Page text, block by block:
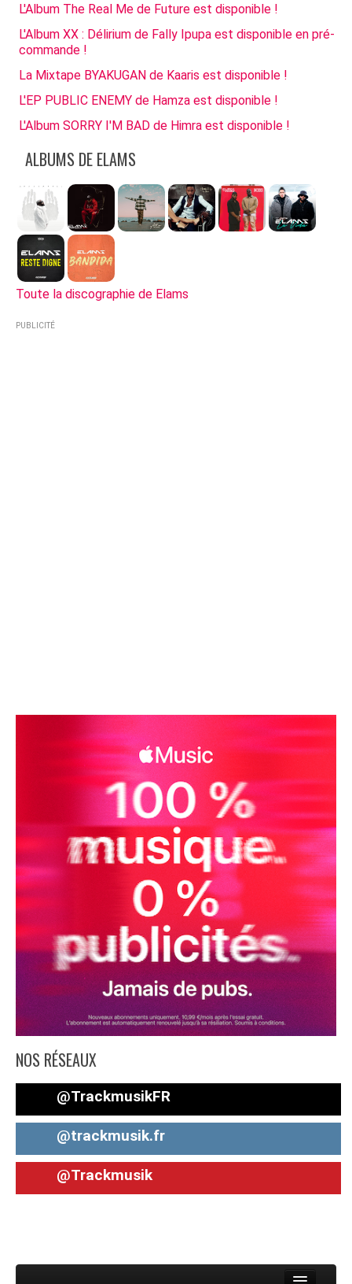
L'Album The Real Me de Future est disponible !
L'Album XX : Délirium de Fally Ipupa est disponible en pré-
commande !
La Mixtape BYAKUGAN de Kaaris est disponible !
L'EP PUBLIC ENEMY de Hamza est disponible !
L'Album SORRY I'M BAD de Himra est disponible !
ALBUMS DE ELAMS
Toute la discographie de Elams
PUBLICITÉ
NOS RÉSEAUX
@TrackmusikFR
@trackmusik.fr
@Trackmusik